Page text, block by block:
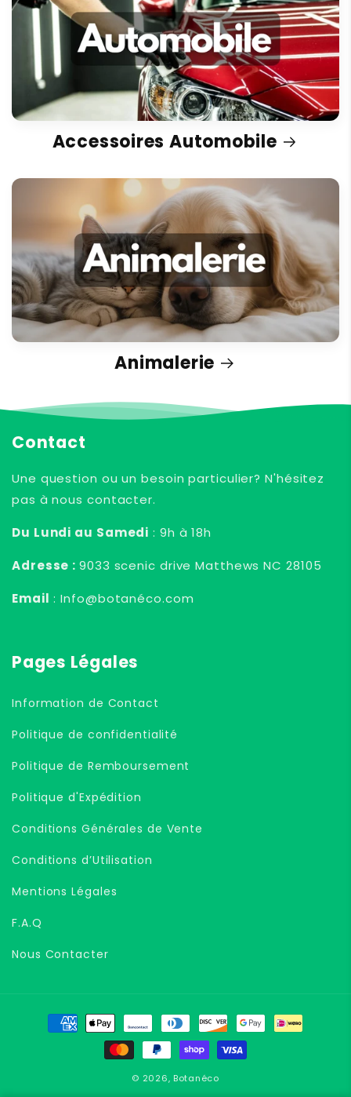
Accessoires Automobile
Animalerie
Contact
Une question ou un besoin particulier? N'hésitez
pas à nous contacter.
Du Lundi au Samedi : 9h à 18h
Adresse : 9033 scenic drive Matthews NC 28105
Email : Info@botanéco.com
Pages Légales
Information de Contact
Politique de confidentialité
Politique de Remboursement
Politique d'Expédition
Conditions Générales de Vente
Conditions d’Utilisation
Mentions Légales
F.A.Q
Nous Contacter
Moyens
© 2026, Botanéco